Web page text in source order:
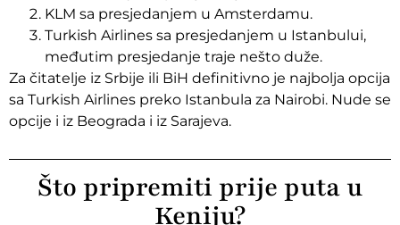
KLM sa presjedanjem u Amsterdamu.
Turkish Airlines sa presjedanjem u Istanbului,
međutim presjedanje traje nešto duže.
Za čitatelje iz Srbije ili BiH definitivno je najbolja opcija
sa Turkish Airlines preko Istanbula za Nairobi. Nude se
opcije i iz Beograda i iz Sarajeva.
Što pripremiti prije puta u
Keniju?